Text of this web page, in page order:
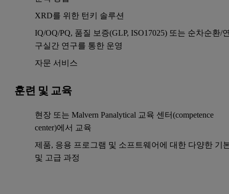
XRD를 위한 턴키 솔루션
IQ/OQ/PQ, 품질 보증(GLP, ISO17025) 또는 순차순환/
구실간 연구를 통한 운영
자문 서비스
훈련 및 교육
현장 또는 Malvern Panalytical 교육 센터(competence
center)에서 교육
제품, 응용 프로그램 및 소프트웨어에 대한 다양한 기
및 고급 과정